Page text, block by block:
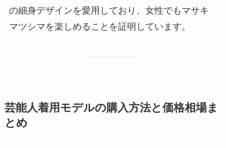
の細身デザインを愛用しており、女性でもマサキ
マツシマを楽しめることを証明しています。
芸能人着用モデルの購入方法と価格相場ま
とめ